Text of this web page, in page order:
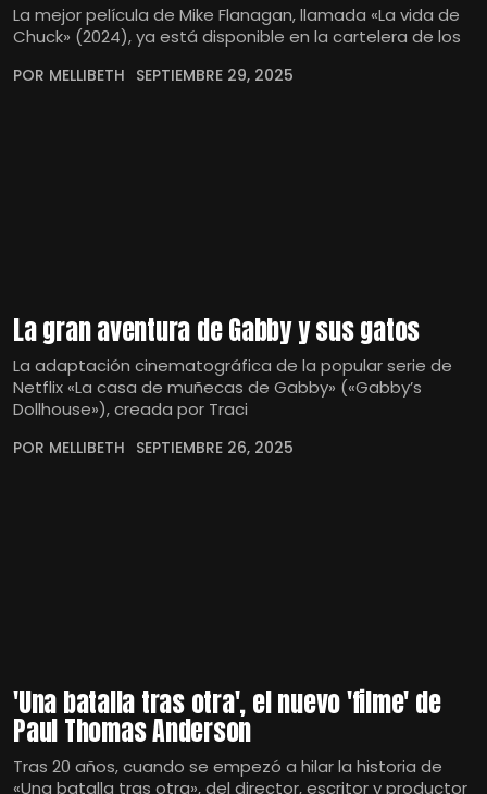
La mejor película de Mike Flanagan, llamada «La vida de
Chuck» (2024), ya está disponible en la cartelera de los
POR MELLIBETH SEPTIEMBRE 29, 2025
La gran aventura de Gabby y sus gatos
La adaptación cinematográfica de la popular serie de
Netflix «La casa de muñecas de Gabby» («Gabby’s
Dollhouse»), creada por Traci
POR MELLIBETH SEPTIEMBRE 26, 2025
'Una batalla tras otra', el nuevo 'filme' de
Paul Thomas Anderson
Tras 20 años, cuando se empezó a hilar la historia de
«Una batalla tras otra», del director, escritor y productor